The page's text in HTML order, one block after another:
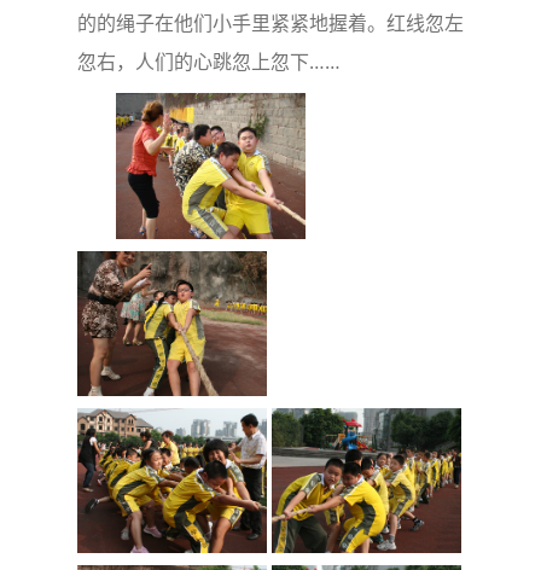
的的绳子在他们小手里紧紧地握着。红线忽左
忽右，人们的心跳忽上忽下……